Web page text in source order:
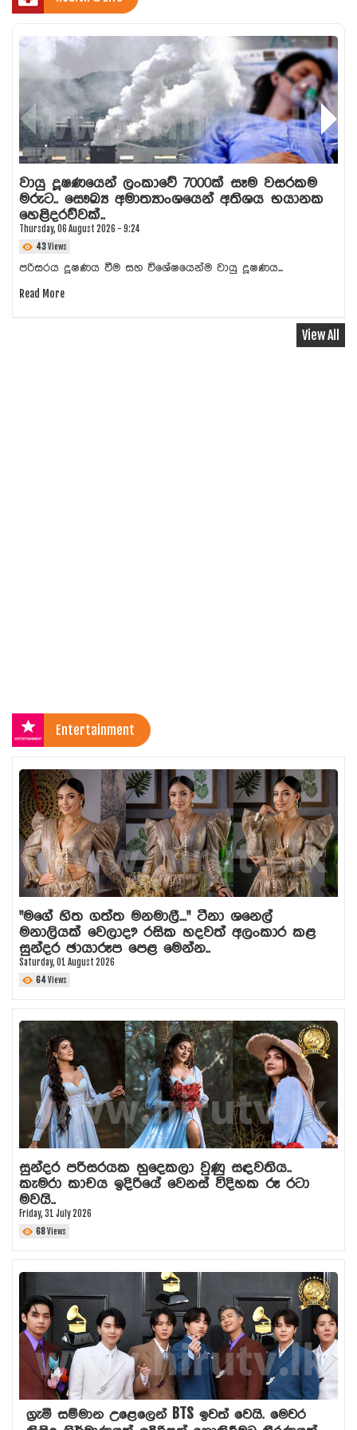
වායු දූෂණයෙන් ලංකාවේ 7000ක් සෑම වසරකම
මරුට.. සෞඛ්‍ය අමාත්‍යාංශයෙන් අතිශය භයානක
හෙළිදරව්වක්..
Thursday, 06 August 2026 - 9:24
43Views
පරිසරය දූෂණය වීම සහ විශේෂයෙන්ම වායු දූෂණය...
Read More
View All
Entertainment
"මගේ හිත ගත්ත මනමාලී..." ටීනා ශනෙල්
මනාලියක් වෙලාද? රසික හදවත් අලංකාර කළ
සුන්දර ඡායාරූප පෙළ මෙන්න..
Saturday, 01 August 2026
64Views
සුන්දර පරිසරයක හුදෙකලා වුණු සඳවතිය..
කැමරා කාචය ඉදිරියේ වෙනස් විදිහක රූ රටා
මවයි..
Friday, 31 July 2026
68Views
ග්‍රැමී සම්මාන උළෙලෙන් BTS ඉවත් වෙයි. මෙවර